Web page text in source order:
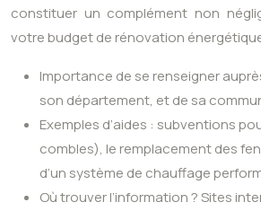
constituer un complément non
votre budget de rénovation
Importance de se renseigner
son département, et de sa
Exemples d’aides : subventions
combles), le remplacement des
d’un système de chauffage
Où trouver l’information ? Sites